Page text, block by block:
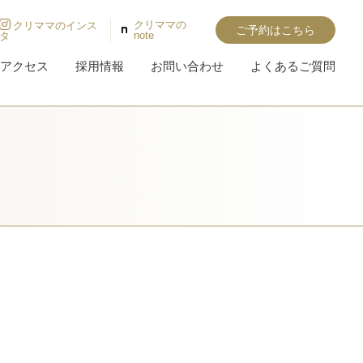
クリママのインス
クリママの
note
ご予約はこちら
アクセス 採用情報 お問い合わせ よくあるご質問